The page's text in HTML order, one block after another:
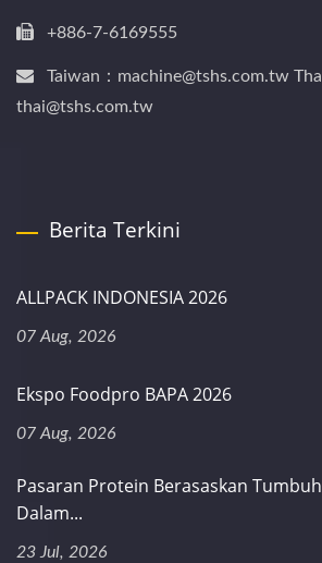
+886-7-6169555
Taiwan：machine@tshs.com.tw
thai@tshs.com.tw
Berita Terkini
ALLPACK INDONESIA 2026
07 Aug, 2026
Ekspo Foodpro BAPA 2026
07 Aug, 2026
Pasaran Protein Berasaskan
Dalam...
23 Jul, 2026